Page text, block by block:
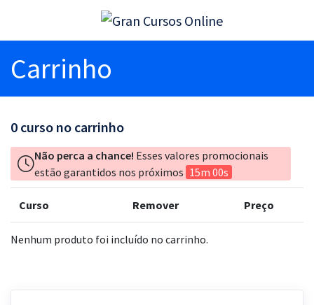
Carrinho
0 curso no carrinho
Não perca a chance! Esses valores promocionais
estão garantidos nos próximos 15m 00s
Curso Remover Preço
Nenhum produto foi incluído no carrinho.